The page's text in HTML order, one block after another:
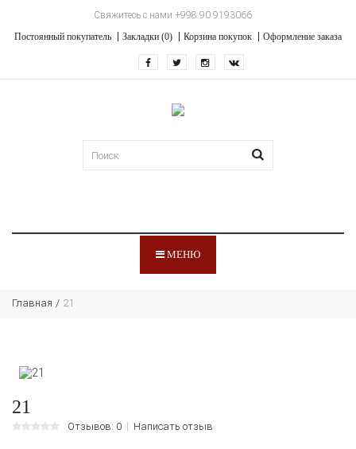
Свяжитесь с нами +998 90 9193066
Постоянный покупатель
Закладки (0) Корзина покупок Оформление заказа
МЕНЮ
Главная 21
21
Отзывов: 0 Написать отзыв